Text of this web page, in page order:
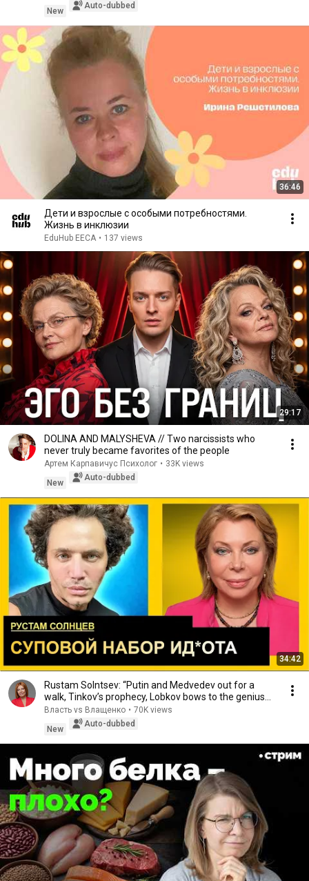
New
Auto-dubbed
36:46
Дети и взрослые с особыми потребностями.
Жизнь в инклюзии
EduHub EECA • 137 views
29:17
DOLINA AND MALYSHEVA // Two narcissists who
never truly became favorites of the people
Артем Карпавичус Психолог • 33K views
New
Auto-dubbed
34:42
Rustam Solntsev: “Putin and Medvedev out for a
walk, Tinkov’s prophecy, Lobkov bows to the genius...
Власть vs Влащенко • 70K views
New
Auto-dubbed